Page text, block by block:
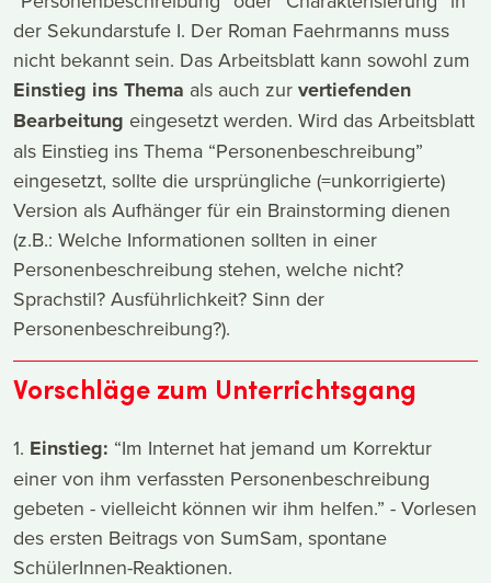
der Sekundarstufe I. Der Roman Faehrmanns muss
nicht bekannt sein. Das Arbeitsblatt kann sowohl zum
Einstieg ins Thema als auch zur vertiefenden
Bearbeitung eingesetzt werden. Wird das Arbeitsblatt
als Einstieg ins Thema “Personenbeschreibung”
eingesetzt, sollte die ursprüngliche (=unkorrigierte)
Version als Aufhänger für ein Brainstorming dienen
(z.B.: Welche Informationen sollten in einer
Personenbeschreibung stehen, welche nicht?
Sprachstil? Ausführlichkeit? Sinn der
Personenbeschreibung?).
Vorschläge zum Unterrichtsgang
1. Einstieg: “Im Internet hat jemand um Korrektur
einer von ihm verfassten Personenbeschreibung
gebeten - vielleicht können wir ihm helfen.” - Vorlesen
des ersten Beitrags von SumSam, spontane
SchülerInnen-Reaktionen.